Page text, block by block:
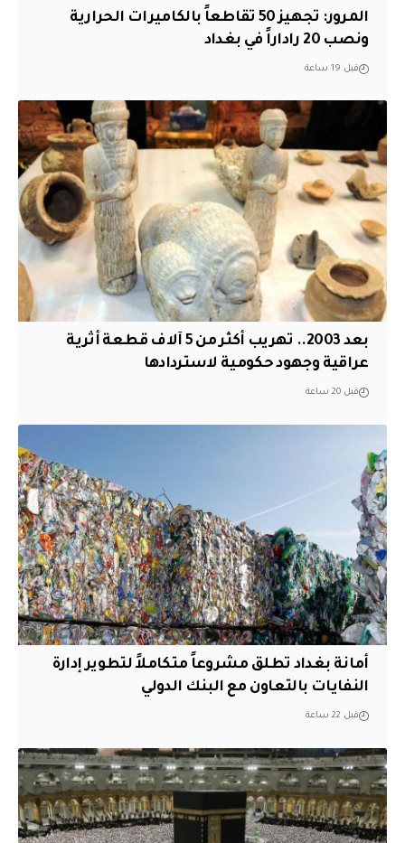
المرور: تجهيز 50 تقاطعاً بالكاميرات الحرارية
ونصب 20 راداراً في بغداد
قبل 19 ساعة
بعد 2003.. تهريب أكثر من 5 آلاف قطعة أثرية
عراقية وجهود حكومية لاستردادها
قبل 20 ساعة
أمانة بغداد تطلق مشروعاً متكاملاً لتطوير إدارة
النفايات بالتعاون مع البنك الدولي
قبل 22 ساعة